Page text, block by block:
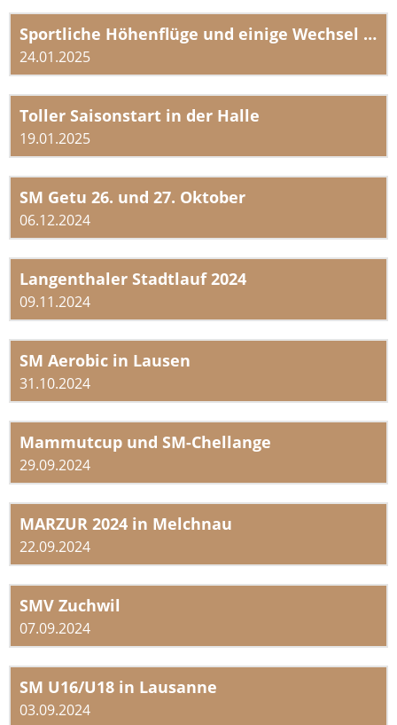
Sportliche Höhenflüge und einige Wechsel im Vorstand des STV Altbüron
24.01.2025
Toller Saisonstart in der Halle
19.01.2025
SM Getu 26. und 27. Oktober
06.12.2024
Langenthaler Stadtlauf 2024
09.11.2024
SM Aerobic in Lausen
31.10.2024
Mammutcup und SM-Chellange
29.09.2024
MARZUR 2024 in Melchnau
22.09.2024
SMV Zuchwil
07.09.2024
SM U16/U18 in Lausanne
03.09.2024